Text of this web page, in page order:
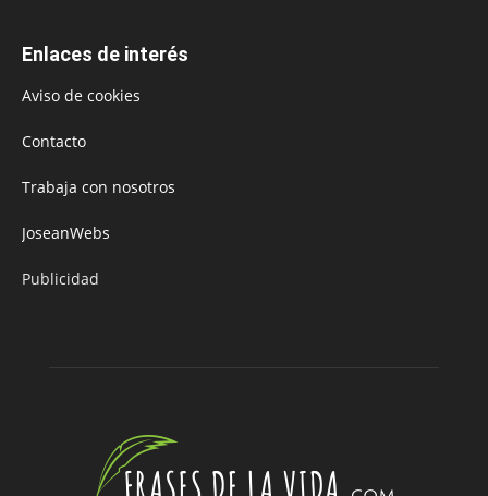
Enlaces de interés
Aviso de cookies
Contacto
Trabaja con nosotros
JoseanWebs
Publicidad